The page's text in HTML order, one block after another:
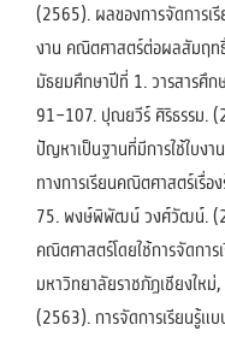
(2565). ผลของการจัดการเ
งาน คณิตศาสตร์ต่อผลสัมฤทธิ์
มัธยมศึกษาปีที่ 1. วารสารศึ
91–107. ปุณยวีร์ ศิริธรรม.
ปัญหาเป็นฐานที่มีการใช้ใบง
ทางการเรียนคณิตศาสตร์เรื่
75. พงษ์พิพัฒน์ วงศ์วัฒน์.
คณิตศาสตร์โดยใช้การจัดการ
มหาวิทยาลัยราชภัฏเชียงใ
(2563). การจัดการเรียนรู้แ